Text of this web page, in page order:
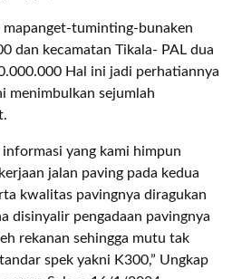
mapanget-tuminting-bunaken
dan kecamatan Tikala- PAL dua
Hal ini jadi perhatiannya
menimbulkan sejumlah
informasi yang kami himpun
jalan paving pada kedua
kwalitas pavingnya diragukan
disinyalir pengadaan pavingnya
rekanan sehingga mutu tak
spek yakni K300,” Ungkap